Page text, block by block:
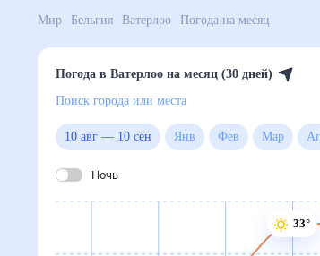
Мир Бельгия Ватерлоо Погода на месяц
Погода в Ватерлоо на месяц (30 дней)
Поиск города или места
10 авг—10 сен Янв Фев Мар
Ночь
33°